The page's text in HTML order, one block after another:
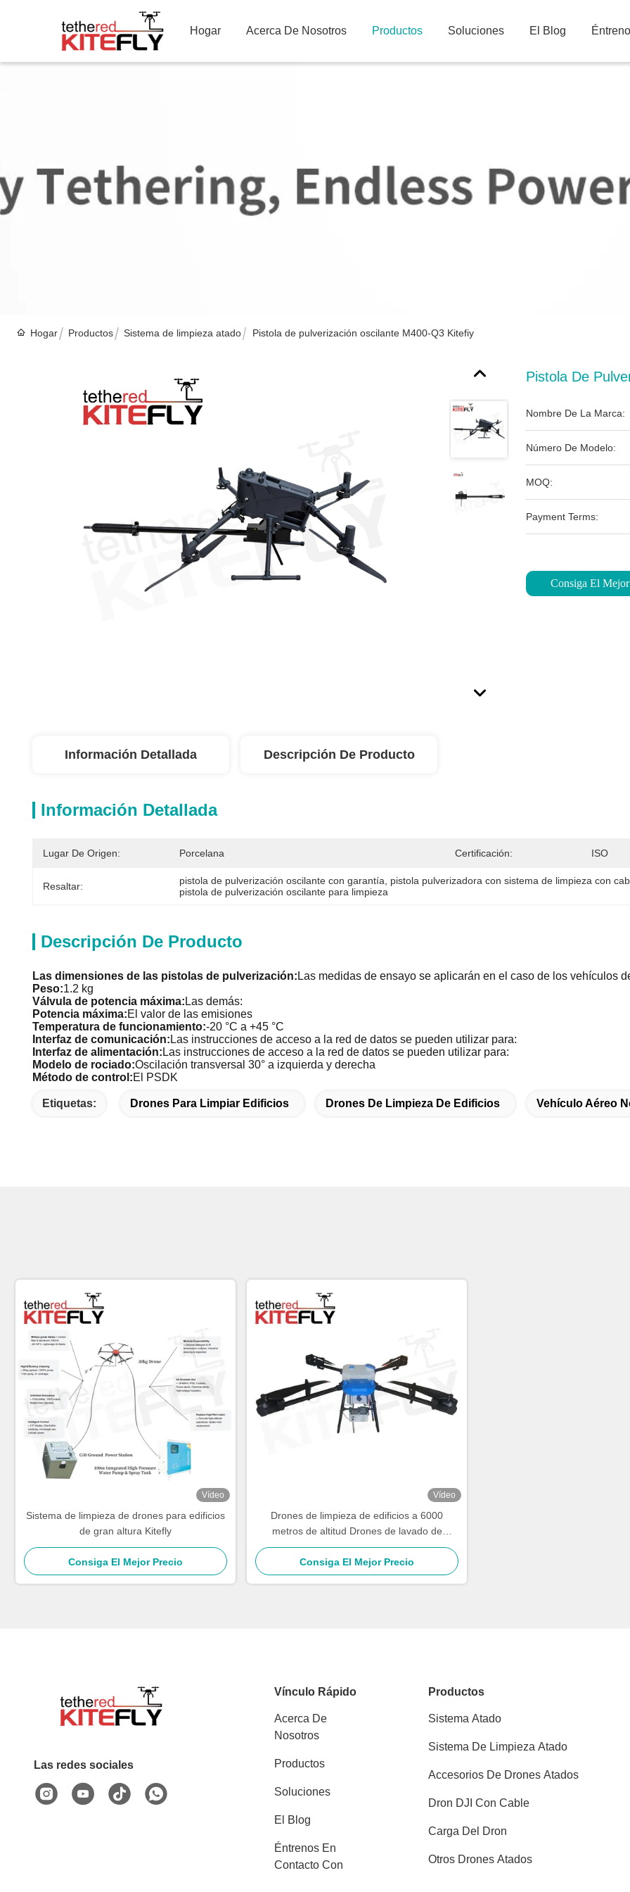
Hogar Acerca De Nosotros Productos Soluciones El Blog
Hogar Productos Sistema de limpieza atado Pistola de pulverización oscilante M400-Q3 Kitefiy
Pistola De
Nombre De La Marca:
Número De Modelo:
MOQ:
Payment Terms:
Consiga El
Información Detallada Descripción De Producto
Información Detallada
Lugar De Origen: Porcelana Certificación: ISO
Resaltar: pistola de pulverización oscilante con garantía
pistola pulverizadora con sistema de limpieza con
pistola de pulverización oscilante para limpieza
Descripción De Producto
Las dimensiones de las pistolas de pulverización: Las medidas de ensayo se aplicarán en el caso de los vehículos
Peso:1.2 kg
Válvula de potencia máxima: Las demás:
Potencia máxima:El valor de las emisiones
Temperatura de funcionamiento:-20 °C a +45 °C
Interfaz de comunicación: Las instrucciones de acceso a la red de datos se pueden utilizar para:
Interfaz de alimentación: Las instrucciones de acceso a la red de datos se pueden utilizar para:
Modelo de rociado:Oscilación transversal 30° a izquierda y derecha
Método de control:El PSDK
Etiquetas: Drones Para Limpiar Edificios Drones De Limpieza De Edificios Vehículo Aéreo
Vídeo
Sistema de limpieza de drones para edificios
de gran altura Kitefly
Consiga El Mejor Precio
Vídeo
Drones de limpieza de edificios a 6000
metros de altitud Drones de lavado de
energía Drones SF-90X-150 Kitefly
Consiga El Mejor Precio
Las redes sociales
Vínculo Rápido
Acerca De
Nosotros
Productos
Soluciones
El Blog
Éntrenos En
Contacto Con
Productos
Sistema Atado
Sistema De Limpieza Atado
Accesorios De Drones Atados
Dron DJI Con Cable
Carga Del Dron
Otros Drones Atados